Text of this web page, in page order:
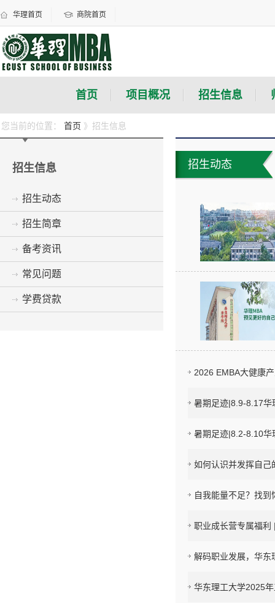
华理首页 商院首页
首页 项目概况 招生信息
您当前的位置： 首页 》招生信息
招生信息
招生动态
招生简章
备考资讯
常见问题
学费贷款
招生动态
2026 EMBA大健康
暑期足迹|8.9-8.17华
暑期足迹|8.2-8.10华
如何认识并发挥自己
自我能量不足？找
职业成长营专属福利
解码职业发展，华东
华东理工大学2025